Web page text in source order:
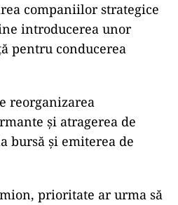
companiilor strategice
introducerea unor
pentru conducerea
reorganizarea
și atragerea de
bursă și emiterea de
prioritate ar urma să